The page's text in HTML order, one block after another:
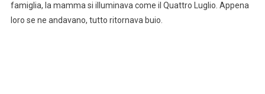
famiglia, la mamma si illuminava come il Quattro Luglio. Appena
loro se ne andavano, tutto ritornava buio.